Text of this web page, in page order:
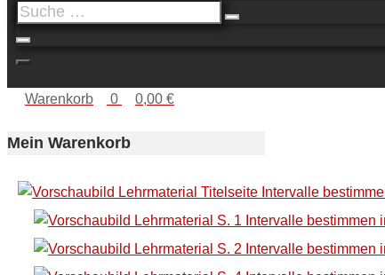
Suche
Warenkorb 0 0,00 €
Mein Warenkorb